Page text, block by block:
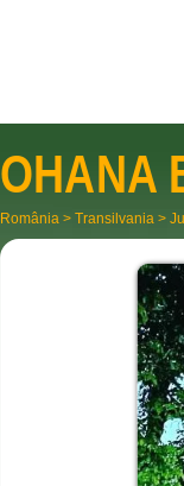
OHANA
România > Transilvania >